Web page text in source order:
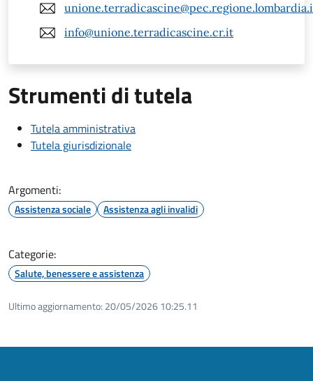
info@unione.terradicascine.cr.it
Strumenti di tutela
Tutela amministrativa
Tutela giurisdizionale
Argomenti:
Assistenza sociale Assistenza agli invalidi
Categorie:
Salute, benessere e assistenza
Ultimo aggiornamento: 20/05/2026 10:25.11